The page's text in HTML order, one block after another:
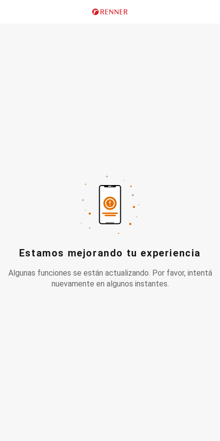
Estamos mejorando tu experiencia
Algunas funciones se están actualizando. Por favor, intentá
nuevamente en algunos instantes.